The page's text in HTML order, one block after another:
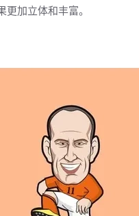
加立体和丰富。